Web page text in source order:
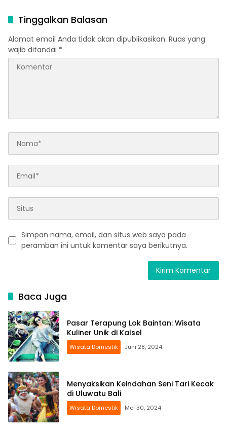
Tinggalkan Balasan
Alamat email Anda tidak akan dipublikasikan. Ruas yang
wajib ditandai *
Simpan nama, email, dan situs web saya pada
peramban ini untuk komentar saya berikutnya.
Baca Juga
Pasar Terapung Lok Baintan: Wisata
Kuliner Unik di Kalsel
Wisata Domestik Juni 28, 2024
Menyaksikan Keindahan Seni Tari Kecak
di Uluwatu Bali
Wisata Domestik Mei 30, 2024